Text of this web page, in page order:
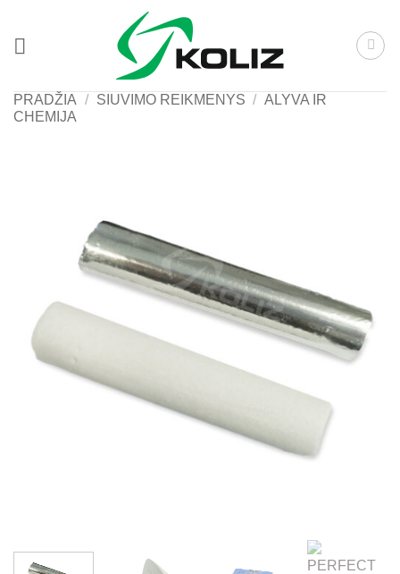
content
PRADŽIA / SIUVIMO REIKMENYS / ALYVA IR
CHEMIJA